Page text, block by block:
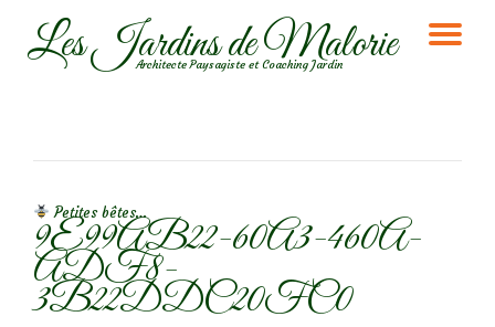
AllerLes Jardins de Malorie
Architecte Paysagiste et Coaching Jardin
Petites bêtes…
9E99AB22-60A3-460A-
ADF8-
3B22DDC20FC0